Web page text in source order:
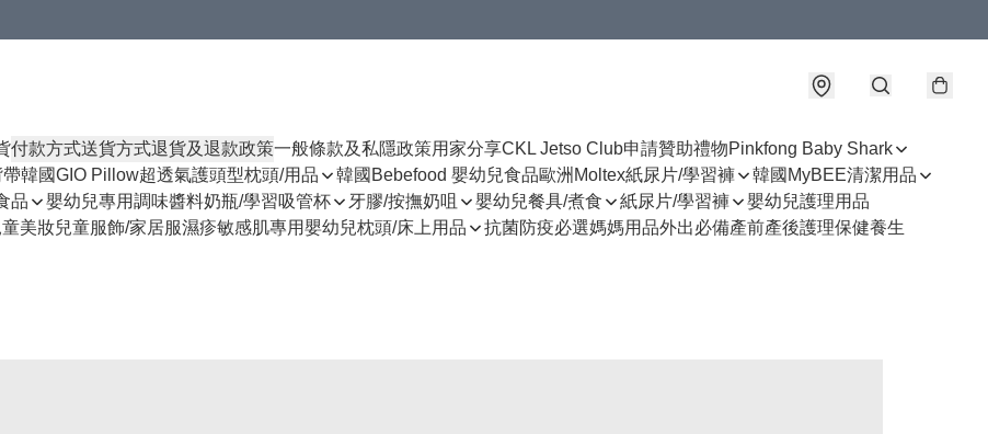
付款方式送貨方式退貨及退款政策一般條款及私隱政策用家分享CKL Jetso Club申請贊助禮物Pinkfong Baby Shark
帶韓國GIO Pillow超透氣護頭型枕頭/用品 韓國Bebefood 嬰幼兒食品歐洲Moltex紙尿片/學習褲
韓國MyBEE清潔用品
品 嬰幼兒專用調味醬料奶瓶/學習吸管杯 牙膠/按撫奶咀 嬰幼兒餐具/煮食 紙尿片/學習褲
嬰幼兒護理用品
童美妝兒童服飾/家居服濕疹敏感肌專用嬰幼兒枕頭/床上用品 抗菌防疫必選媽媽用品外出必備產前產後護理保健養生